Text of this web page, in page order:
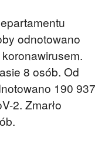
odnotowano
8 osób. Od
190 937
2. Zmarło